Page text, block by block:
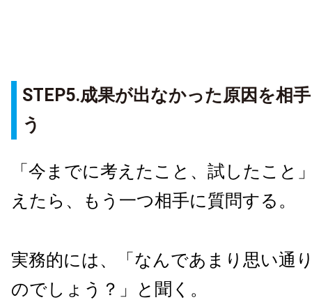
STEP5.成果が出なかった原因を相
う
「今までに考えたこと、試したこと
えたら、もう一つ相手に質問する。
実務的には、「なんであまり思い通
のでしょう？」と聞く。